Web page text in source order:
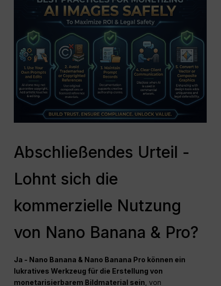
Abschließendes Urteil -
Lohnt sich die
kommerzielle Nutzung
von Nano Banana & Pro?
Ja - Nano Banana & Nano Banana Pro können ein
lukratives Werkzeug für die Erstellung von
monetarisierbarem Bildmaterial sein , von